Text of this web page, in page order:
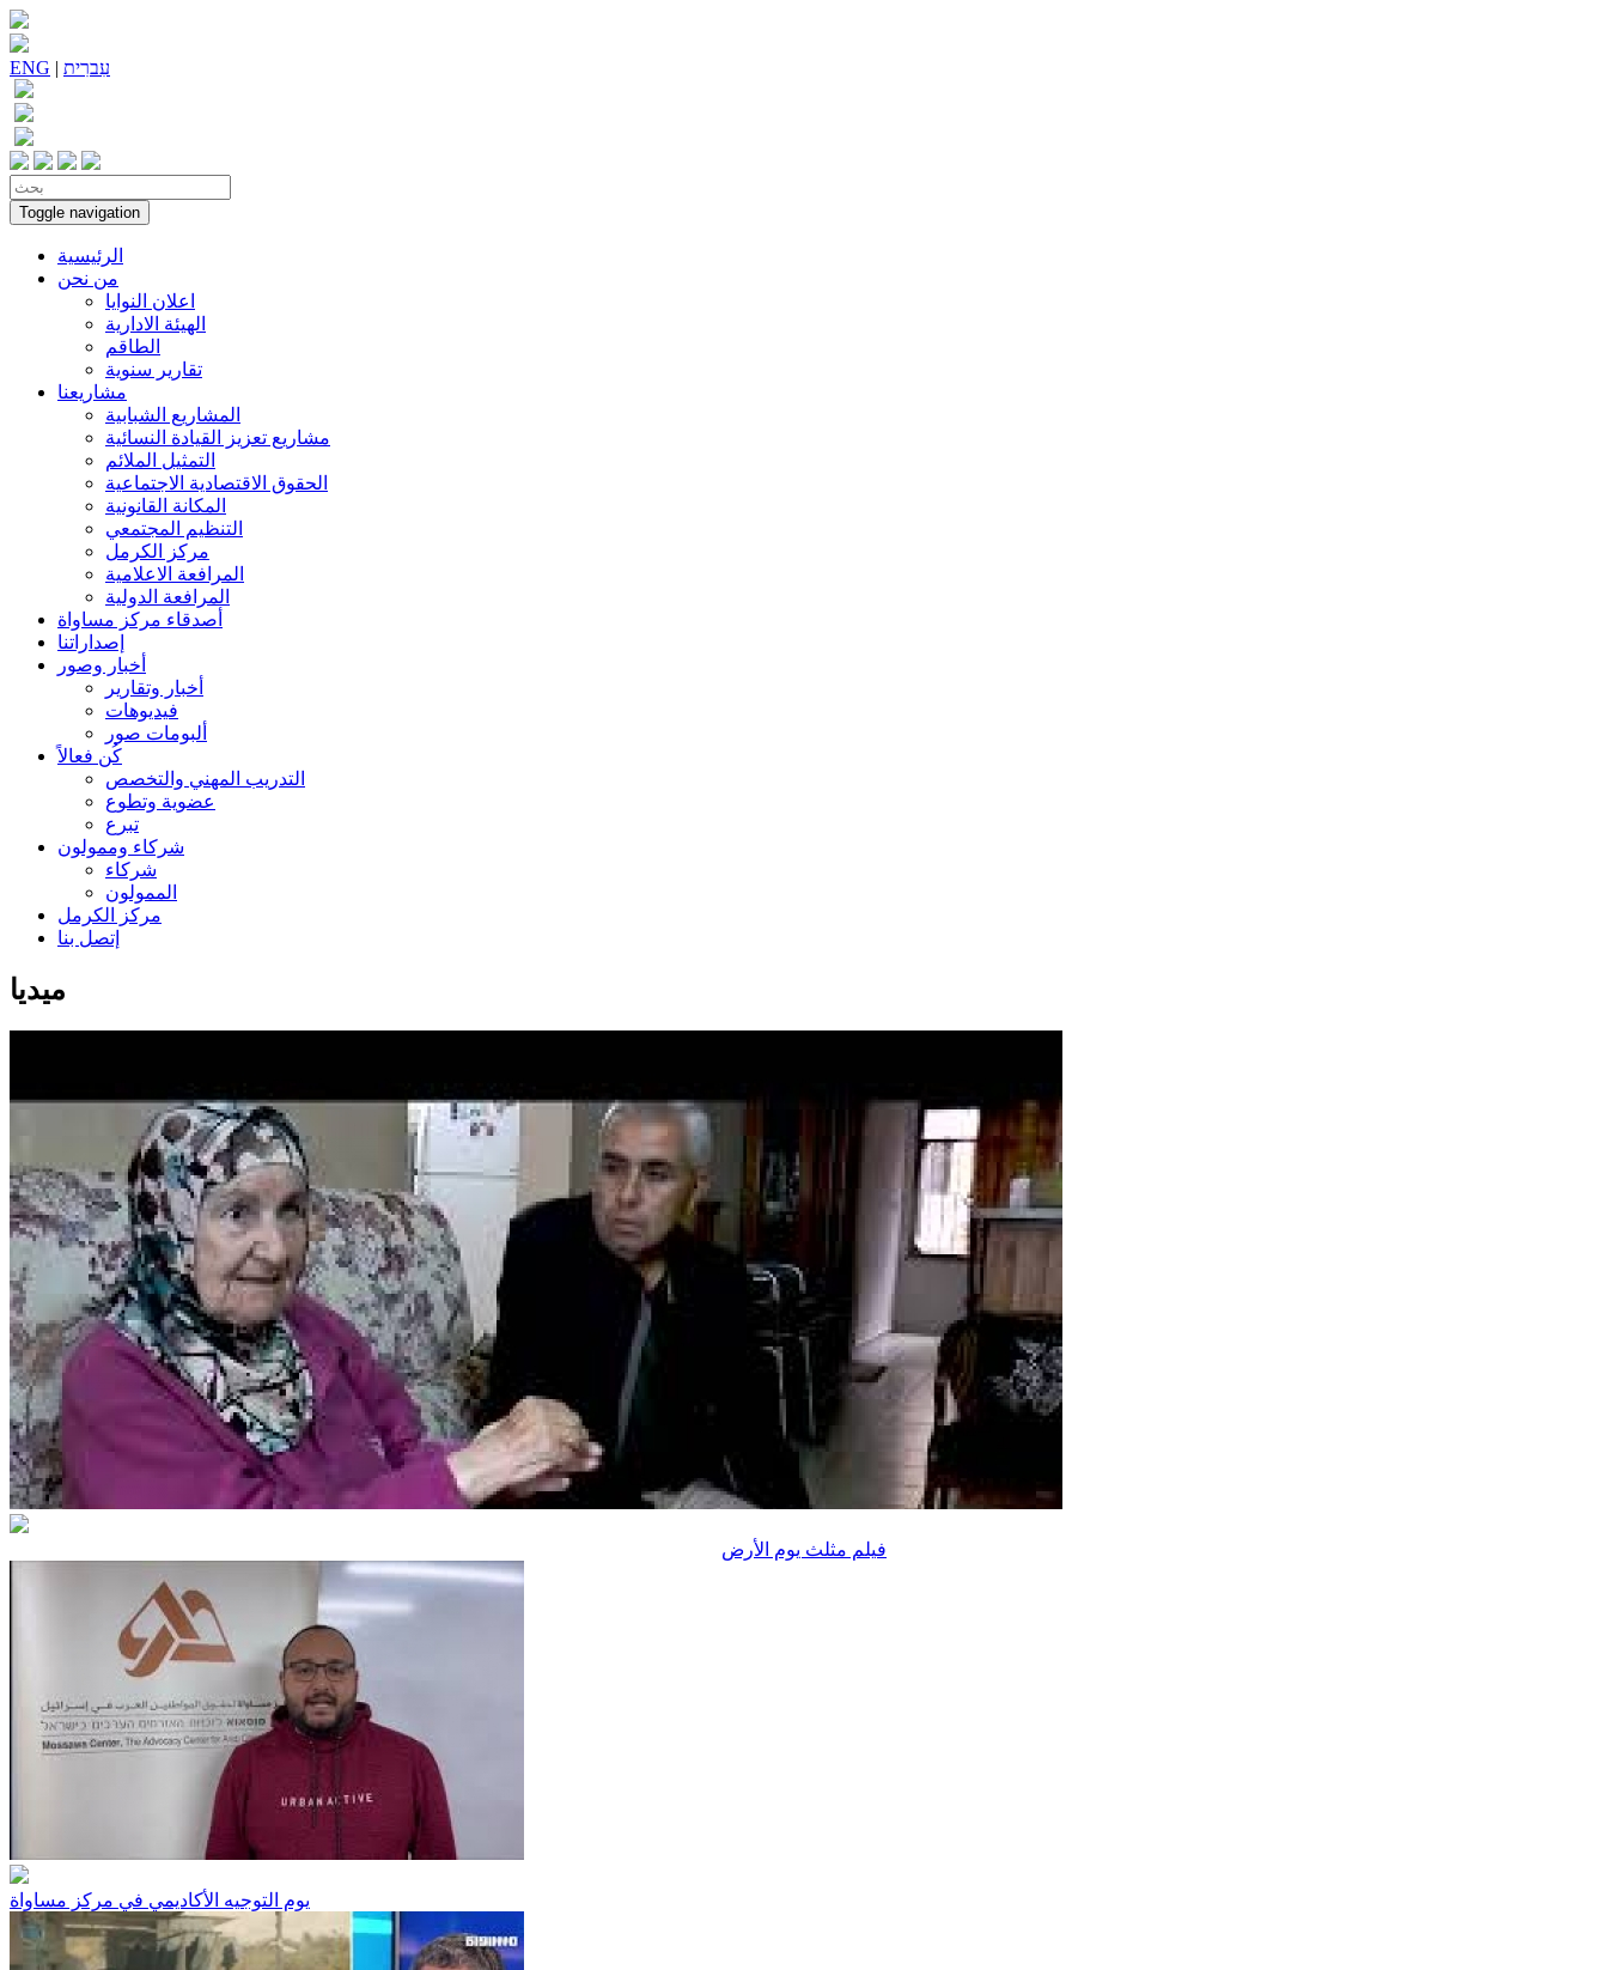
ENG | עִברִית
Toggle navigation
الرئيسية
من نحن
اعلان النوايا
الهيئة الادارية
الطاقم
تقارير سنوية
مشاريعنا
المشاريع الشبابية
مشاريع تعزيز القيادة النسائية
التمثيل الملائم
الحقوق الاقتصادية الاجتماعية
المكانة القانونية
التنظيم المجتمعي
مركز الكرمل
المرافعة الاعلامية
المرافعة الدولية
أصدقاء مركز مساواة
إصداراتنا
أخبار وصور
أخبار وتقارير
فيديوهات
ألبومات صور
كُن فعالاً
التدريب المهني والتخصص
عضوية وتطوع
تبرع
شركاء وممولون
شركاء
الممولون
مركز الكرمل
إتصل بنا
ميديا
فيلم مثلث يوم الأرض
يوم التوجيه الأكاديمي في مركز مساواة